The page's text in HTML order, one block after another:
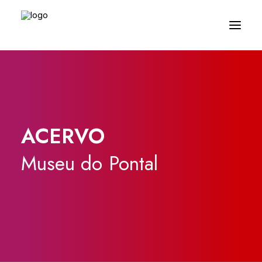
ACERVO
Museu do Pontal